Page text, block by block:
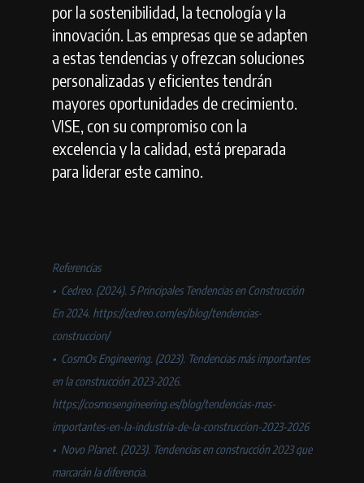
por la sostenibilidad, la tecnología y la
innovación. Las empresas que se adapten
a estas tendencias y ofrezcan soluciones
personalizadas y eficientes tendrán
mayores oportunidades de crecimiento.
VISE, con su compromiso con la
excelencia y la calidad, está preparada
para liderar este camino.
Referencias
•⁠ ⁠Cedreo. (2024). 5 Principales Tendencias en Construcción
En 2024. https://cedreo.com/es/blog/tendencias-
construccion/
•⁠ ⁠CosmOs Engineering. (2023). Tendencias más importantes
en la construcción 2023-2026.
https://cosmosengineering.es/blog/tendencias-mas-
importantes-en-la-industria-de-la-construccion-2023-2026
•⁠ ⁠Novo Planet. (2023). Tendencias en construcción 2023 que
marcarán la diferencia.